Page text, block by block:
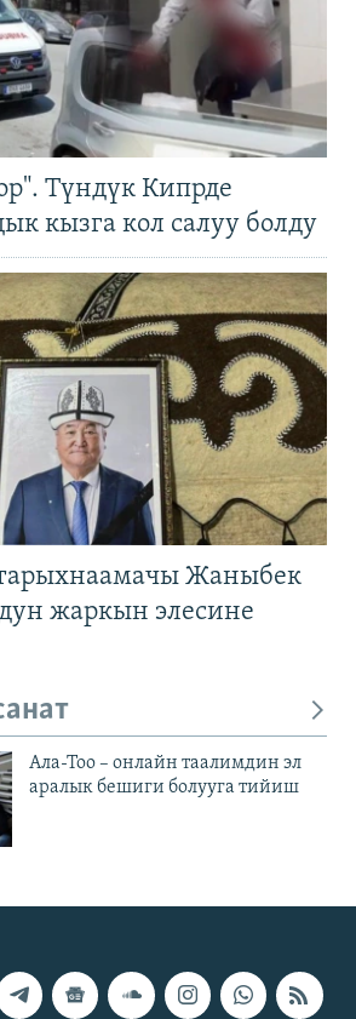
Түндүк Кипрде
кызга кол салуу болду
Жаныбек
жаркын элесине
Ала-Тоо – онлайн таалимдин эл
аралык бешиги болууга тийиш